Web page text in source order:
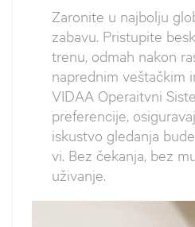
Zaronite u najbolju
zabavu. Pristupite
trenu, odmah nakon
naprednim veštačkim
VIDAA Operaitvni
preferencije,
iskustvo gledanja
vi. Bez čekanja, bez
uživanje.